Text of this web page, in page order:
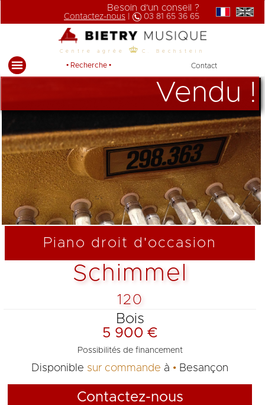
Besoin d'un conseil ?
Contactez-nous 03 81 65 36 65
Centre agrée C. Bechstein
• Recherche • Contact
Vendu !
Piano droit d'occasion
Schimmel
120
Bois
5 900 €
Possibilités de financement
Disponible sur commande à Besançon
Contactez-nous